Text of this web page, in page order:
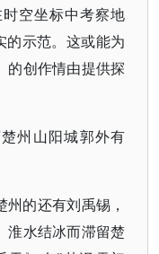
空坐标中考察地
的示范。这或能为
的创作情由提供探
州山阳城郭外有
的还有刘禹锡，
淮水结冰而滞留楚